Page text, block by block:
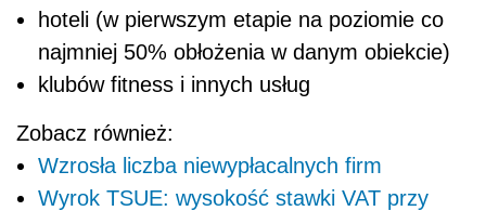
hoteli (w pierwszym etapie na poziomie co
najmniej 50% obłożenia w danym obiekcie)
klubów fitness i innych usług
Zobacz również:
Wzrosła liczba niewypłacalnych firm
Wyrok TSUE: wysokość stawki VAT przy